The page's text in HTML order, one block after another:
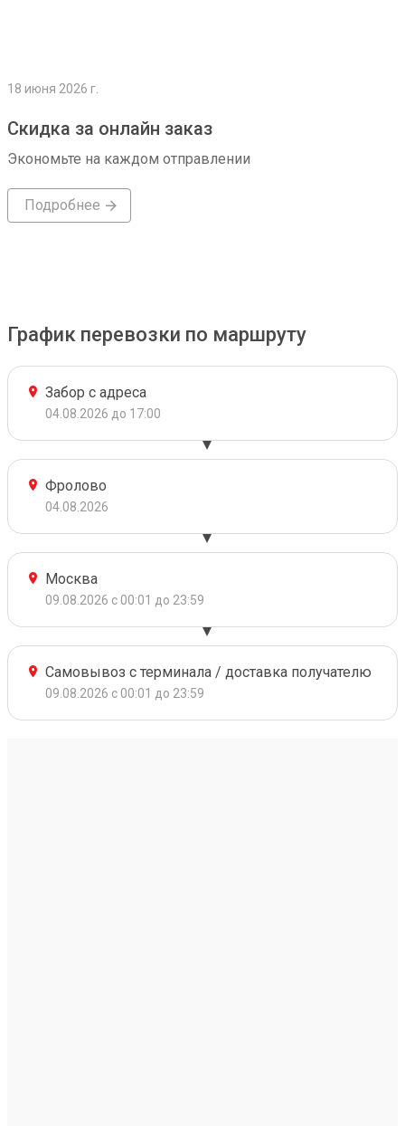
18 июня 2026 г.
Скидка за онлайн заказ
Экономьте на каждом отправлении
Подробнее
График перевозки по маршруту
Забор с адреса
04.08.2026 до 17:00
Фролово
04.08.2026
Москва
09.08.2026 с 00:01 до 23:59
Самовывоз с терминала / доставка получателю
09.08.2026 с 00:01 до 23:59